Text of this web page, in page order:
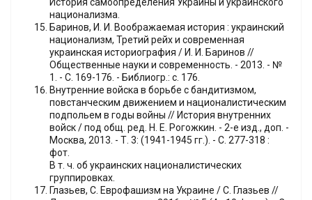
национализма.
Баринов, И. И. Воображаемая история : украинский
национализм, Третий рейх и современная
украинская историография / И. И. Баринов //
Общественные науки и современность. - 2013. - №
1. - С. 169-176. - Библиогр.: с. 176.
Внутренние войска в борьбе с бандитизмом,
повстанческим движением и националистическим
подпольем в годы войны // История внутренних
войск / под общ. ред. Н. Е. Рогожкин. - 2-е изд., доп. -
Москва, 2013. - Т. 3: (1941-1945 гг.). - С. 277-318 :
фот.
В т. ч. об украинских националистических
группировках.
Глазьев, С. Еврофашизм на Украине / С. Глазьев //